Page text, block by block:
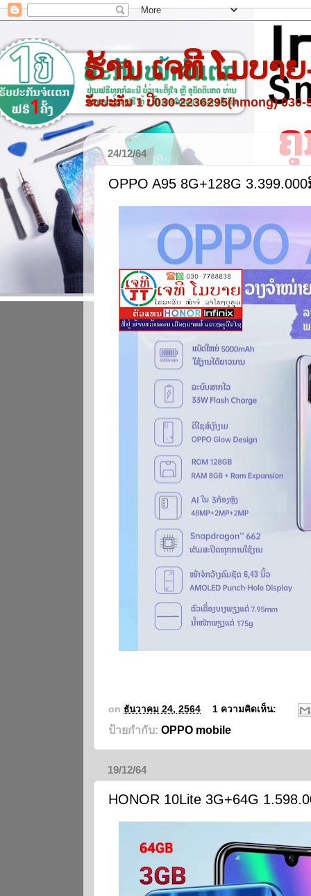
ຮ້ານ ເຈທີ ໂມບາ
ຮັບປະກັນ 1 ປີ030-2236295(hmong) 030-
24/12/64
OPPO A95 8G+128G
on ธันวาคม 24, 2564 1 ความคิดเห็น:
ป้ายกำกับ: OPPO mobile
19/12/64
HONOR 10Lite 3G+64G